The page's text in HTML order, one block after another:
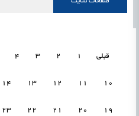
قبلی 1
2
3
4
10
11
12
13
14
19
20
21
22
23